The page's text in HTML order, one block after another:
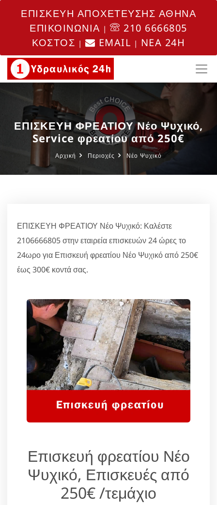
ΕΠΙΣΚΕΥΗ ΑΠΟΧΕΤΕΥΣΗΣ ΑΘΗΝΑ
ΕΠΙΚΟΙΝΩΝΙΑ |
210 6666805
ΚΟΣΤΟΣ | EMAIL | NEA 24H
ΕΠΙΣΚΕΥΗ ΦΡΕΑΤΙΟΥ Νέο Ψυχικό,
Service φρεατίου από 250€
Αρχική Περιοχές Νέο Ψυχικό
ΕΠΙΣΚΕΥΗ ΦΡΕΑΤΙΟΥ Νέο Ψυχικό: Καλέστε
2106666805 στην εταιρεία επισκευών 24 ώρες το
24ωρο για Επισκευή φρεατίου Νέο Ψυχικό από 250€
έως 300€ κοντά σας.
Επισκευή φρεατίου Νέο
Ψυχικό, Επισκευές από
250€ /τεμάχιο